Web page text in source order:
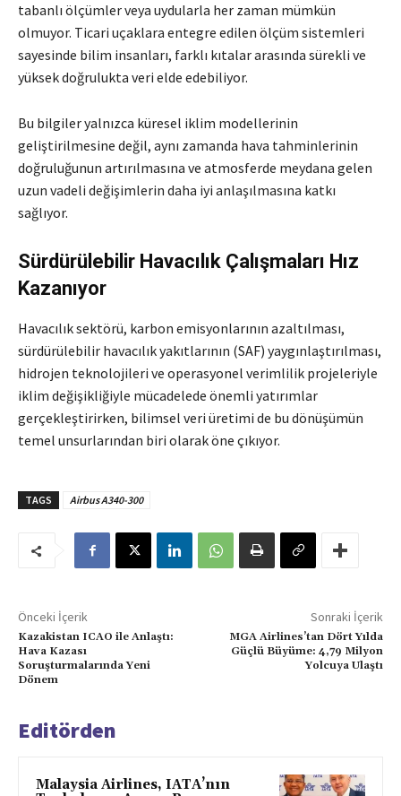
tabanlı ölçümler veya uydularla her zaman mümkün
olmuyor. Ticari uçaklara entegre edilen ölçüm sistemleri
sayesinde bilim insanları, farklı kıtalar arasında sürekli ve
yüksek doğrulukta veri elde edebiliyor.
Bu bilgiler yalnızca küresel iklim modellerinin
geliştirilmesine değil, aynı zamanda hava tahminlerinin
doğruluğunun artırılmasına ve atmosferde meydana gelen
uzun vadeli değişimlerin daha iyi anlaşılmasına katkı
sağlıyor.
Sürdürülebilir Havacılık Çalışmaları Hız
Kazanıyor
Havacılık sektörü, karbon emisyonlarının azaltılması,
sürdürülebilir havacılık yakıtlarının (SAF) yaygınlaştırılması,
hidrojen teknolojileri ve operasyonel verimlilik projeleriyle
iklim değişikliğiyle mücadelede önemli yatırımlar
gerçekleştirirken, bilimsel veri üretimi de bu dönüşümün
temel unsurlarından biri olarak öne çıkıyor.
TAGS Airbus A340-300
Önceki İçerik
Kazakistan ICAO ile Anlaştı:
Hava Kazası
Soruşturmalarında Yeni
Dönem
Sonraki İçerik
MGA Airlines’tan Dört Yılda
Güçlü Büyüme: 4,79 Milyon
Yolcuya Ulaştı
Editörden
Malaysia Airlines, IATA’nın